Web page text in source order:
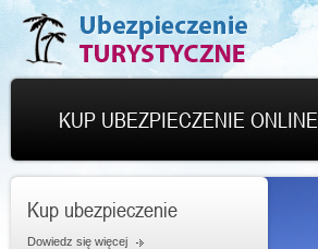
KUP UBEZPIECZENIE ONLINE
Kup ubezpieczenie
Dowiedz się więcej